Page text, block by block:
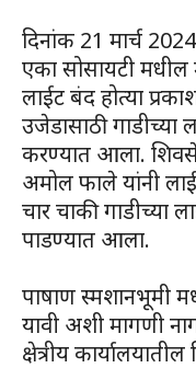
दिनांक 21 मार्च
एका सोसायटी मधील
लाईट बंद होत्या
उजेडासाठी
करण्यात आला.
अमोल फाले यांनी
चार चाकी गाडीच्या
पाडण्यात आला.
पाषाण स्मशानभूमी
यावी अशी मागणी
क्षेत्रीय कार्यालयातील